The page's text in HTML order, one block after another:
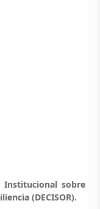
Institucional sobre
(DECISOR).